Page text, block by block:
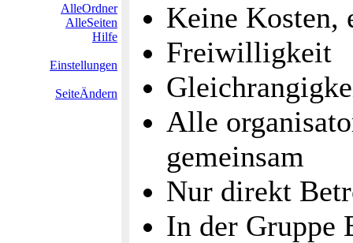
AlleOrdner
AlleSeiten
Hilfe
Einstellungen
SeiteÄndern
Keine Kosten,
Freiwilligkeit
Alle
gemeinsam
Nur direkt
In der Gruppe